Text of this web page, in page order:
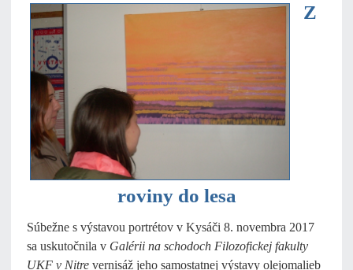
Z
roviny do lesa
Súbežne s výstavou portrétov v Kysáči 8. novembra 2017
sa uskutočnila v Galérii na schodoch Filozofickej fakulty
UKF v Nitre vernisáž jeho samostatnej výstavy olejomalieb